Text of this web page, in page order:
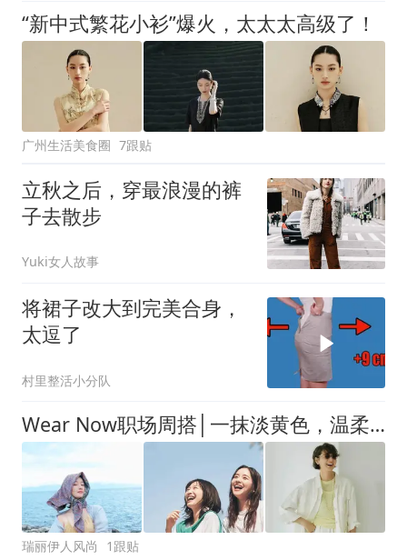
“新中式繁花小衫”爆火，太太太高级了！
广州生活美食圈 7跟贴
立秋之后，穿最浪漫的裤
子去散步
Yuki女人故事
将裙子改大到完美合身，
太逗了
村里整活小分队
Wear Now职场周搭│一抹淡黄色，温柔续写夏末浪漫
瑞丽伊人风尚 1跟贴